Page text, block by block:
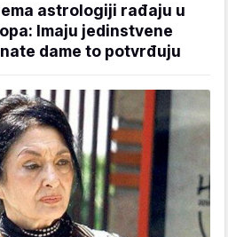
astrologiji rađaju u
Imaju jedinstvene
dame to potvrđuju